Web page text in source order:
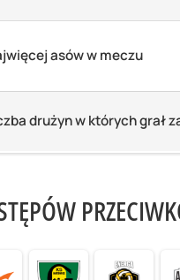
asów w meczu
drużyn w których grał